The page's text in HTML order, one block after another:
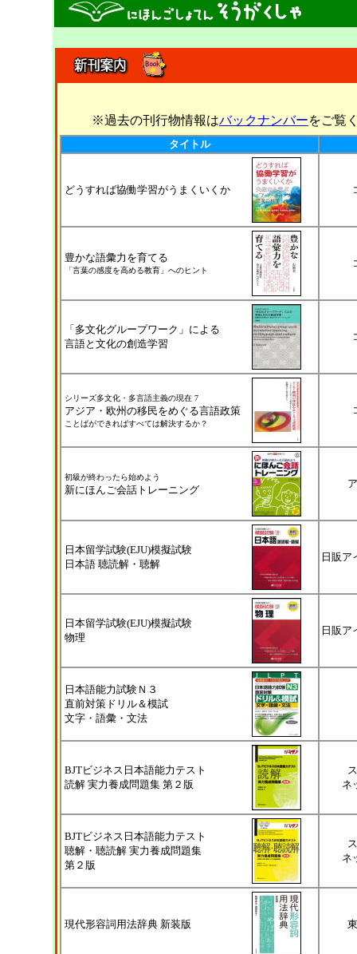
※過去の刊行物情報はバックナンバーをご覧
タイトル
どうすれば協働学習がうまくいくか
豊かな語彙力を育てる
「言葉の感度を高める教育」へのヒント
「多文化グループワーク」による
言語と文化の創造学習
シリーズ多文化・多言語主義の現在 7
アジア・欧州の移民をめぐる言語政策
ことばができればすべては解決するか？
初級が終わったら始めよう
新にほんご会話トレーニング
日本留学試験(EJU)模擬試験
日本語 聴読解・聴解
日販ア
日本留学試験(EJU)模擬試験
物理
日販ア
日本語能力試験Ｎ３
直前対策ドリル＆模試
文字・語彙・文法
BJTビジネス日本語能力テスト
読解 実力養成問題集 第２版
ネ
BJTビジネス日本語能力テスト
聴解・聴読解 実力養成問題集
第２版
ネ
現代形容詞用法辞典 新装版